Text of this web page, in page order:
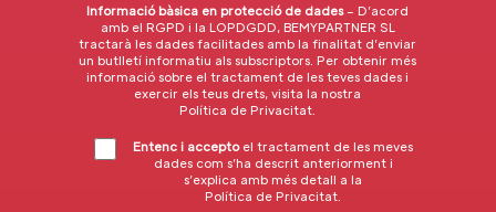
Informació bàsica en protecció de dades– D’acord
amb el RGPD i la LOPDGDD, BEMYPARTNER SL
tractarà les dades facilitades amb la finalitat d’enviar
un butlletí informatiu als subscriptors. Per obtenir més
informació sobre el tractament de les teves dades i
exercir els teus drets, visita la nostra
Política de Privacitat
Entenc i accepto el tractament de les meves
dades com s’ha descrit anteriorment i
s’explica amb més detall a la
Política de Privacitat